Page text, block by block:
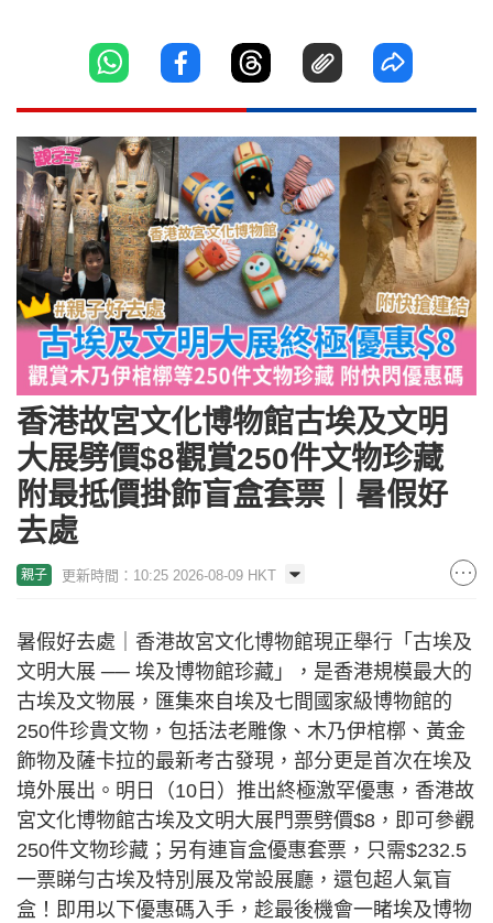
香港故宮文化博物館古埃及文明
大展劈價$8觀賞250件文物珍藏
附最抵價掛飾盲盒套票｜暑假好
去處
親子 更新時間：10:25 2026-08-09 HKT
暑假好去處｜香港故宮文化博物館現正舉行「古埃及
文明大展 ── 埃及博物館珍藏」，是香港規模最大的
古埃及文物展，匯集來自埃及七間國家級博物館的
250件珍貴文物，包括法老雕像、木乃伊棺槨、黃金
飾物及薩卡拉的最新考古發現，部分更是首次在埃及
境外展出。明日（10日）推出終極激罕優惠，香港故
宮文化博物館古埃及文明大展門票劈價$8，即可參觀
250件文物珍藏；另有連盲盒優惠套票，只需$232.5
一票睇勻古埃及特別展及常設展廳，還包超人氣盲
盒！即用以下優惠碼入手，趁最後機會一睹埃及博物